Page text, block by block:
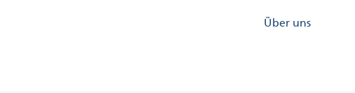
Kopfzeile
Über uns